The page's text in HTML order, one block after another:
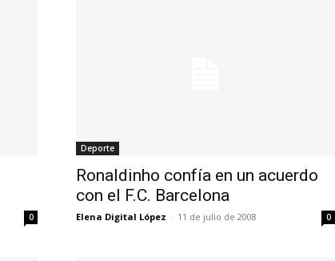
0
Deporte
Ronaldinho confía en un acuerdo
con el F.C. Barcelona
Elena Digital López - 11 de julio de 2008 0